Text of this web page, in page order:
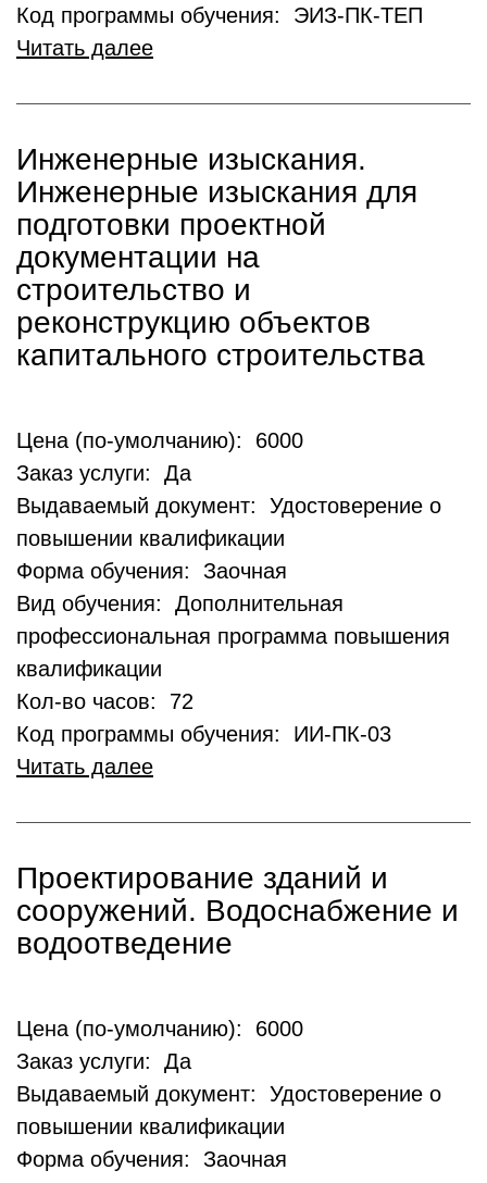
Код программы обучения: ЭИЗ-ПК-ТЕП
Читать далее
Инженерные изыскания.
Инженерные изыскания для
подготовки проектной
документации на
строительство и
реконструкцию объектов
капитального строительства
Цена (по-умолчанию): 6000
Заказ услуги: Да
Выдаваемый документ: Удостоверение о
повышении квалификации
Форма обучения: Заочная
Вид обучения: Дополнительная
профессиональная программа повышения
квалификации
Кол-во часов: 72
Код программы обучения: ИИ-ПК-03
Читать далее
Проектирование зданий и
сооружений. Водоснабжение и
водоотведение
Цена (по-умолчанию): 6000
Заказ услуги: Да
Выдаваемый документ: Удостоверение о
повышении квалификации
Форма обучения: Заочная